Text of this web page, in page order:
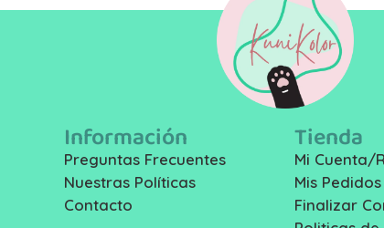
Información
Preguntas Frecuentes
Nuestras Políticas
Contacto
Tienda
Mi Cuenta/
Mis Pedidos
Finalizar